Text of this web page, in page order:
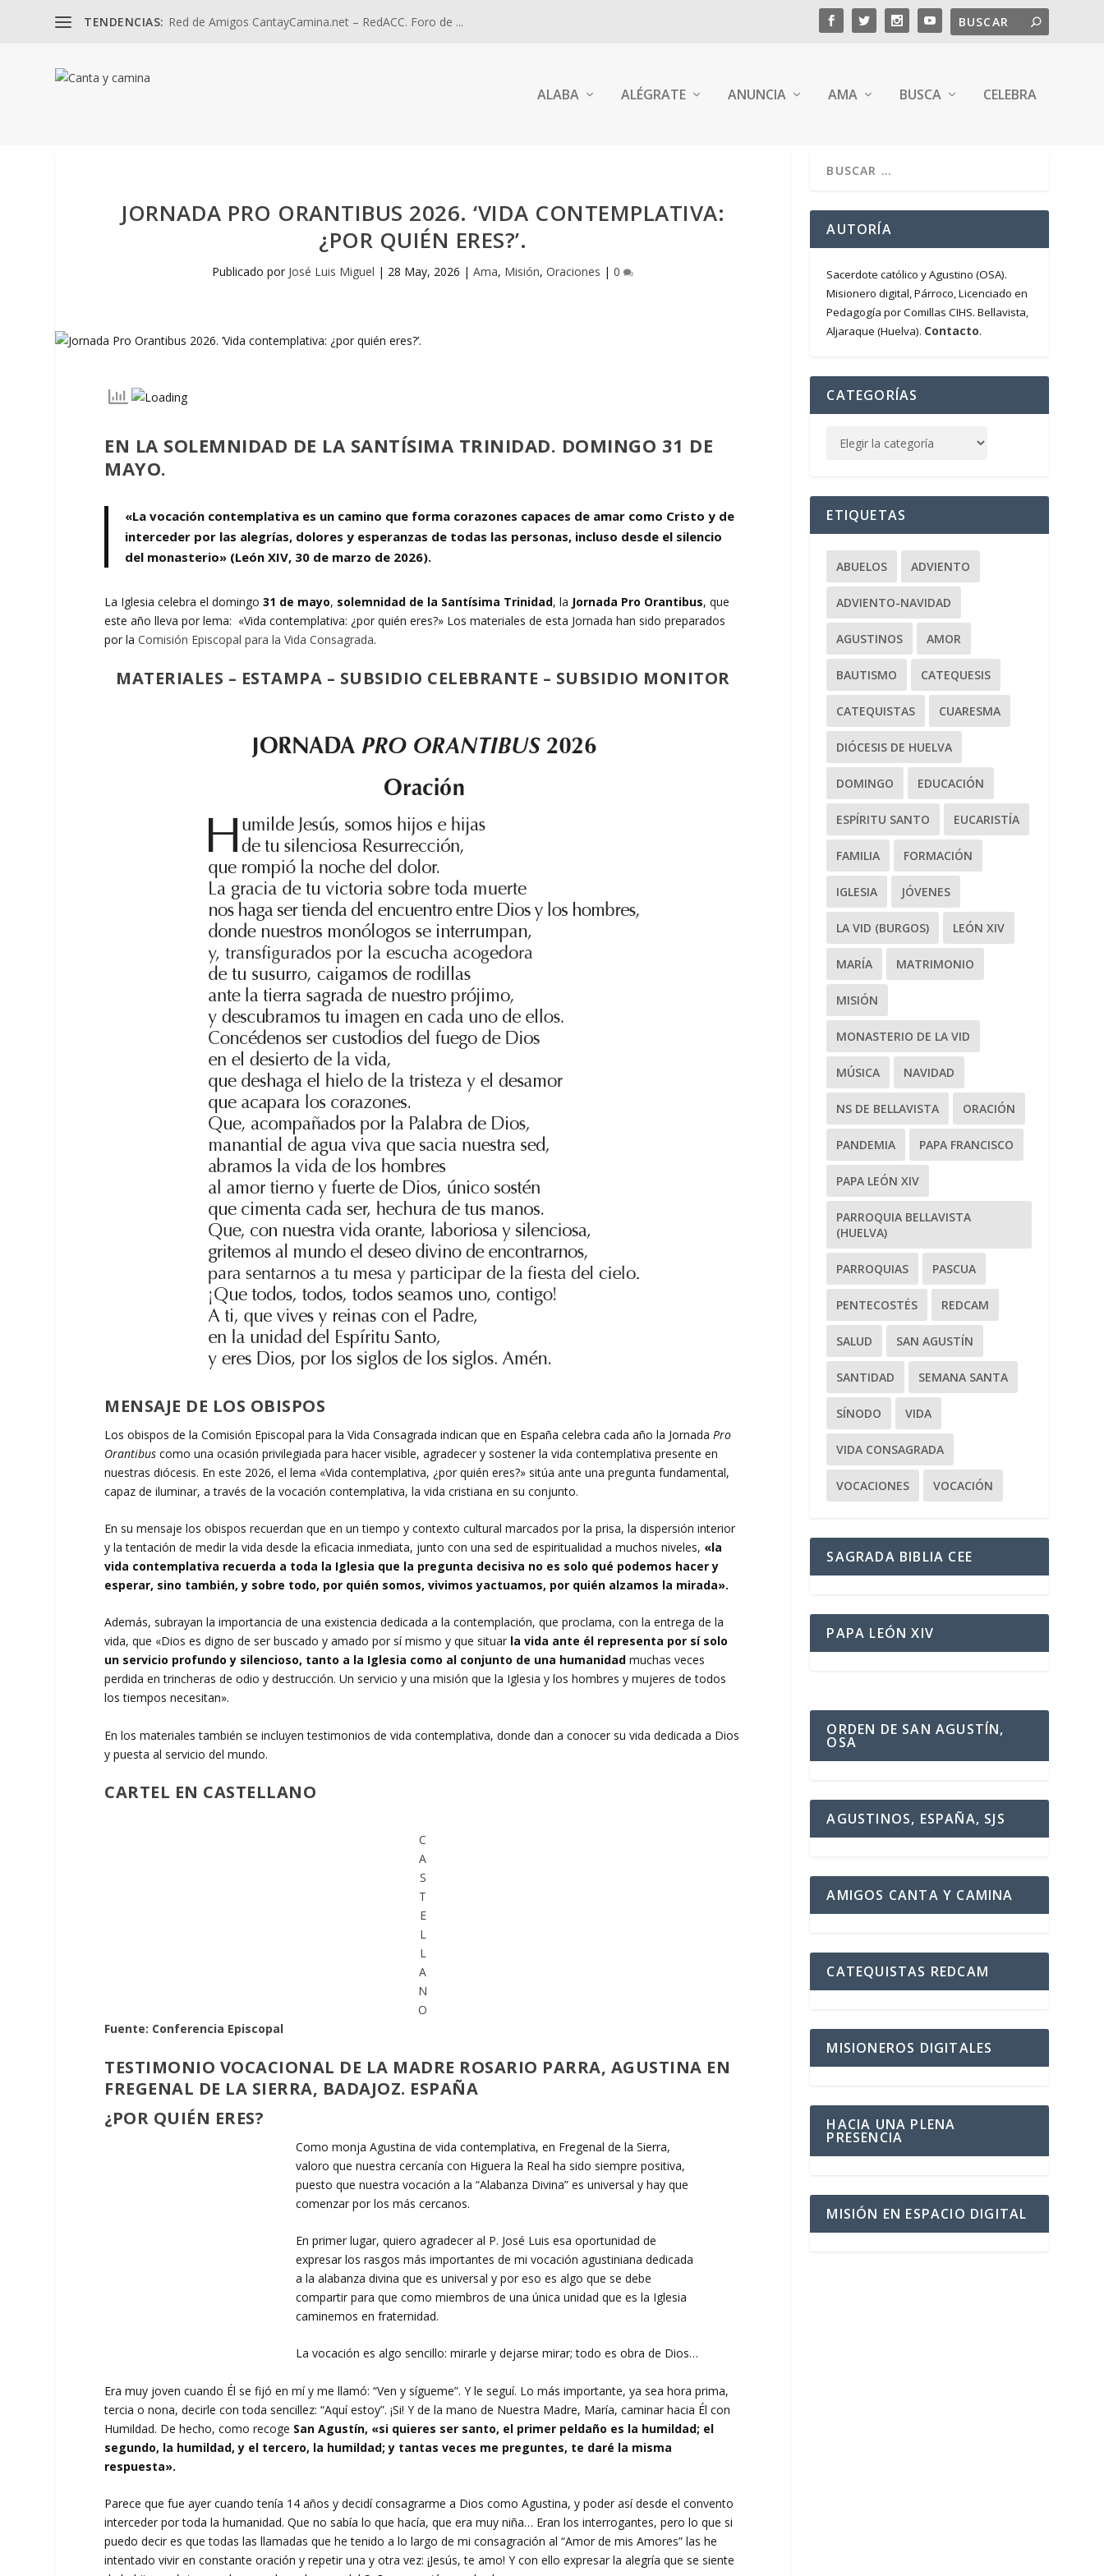
TENDENCIAS: Red de Amigos CantayCamina.net – RedACC. Foro de ...
ALABA ALÉGRATE ANUNCIA AMA BUSCA CELEBRA
JORNADA PRO ORANTIBUS 2026. ‘VIDA CONTEMPLATIVA:
¿POR QUIÉN ERES?’.
Publicado por José Luis Miguel | 28 May, 2026 |Ama, Misión,Oraciones |0
EN LA SOLEMNIDAD DE LA SANTÍSIMA TRINIDAD. DOMINGO 31 DE
MAYO.
«La vocación contemplativa es un camino que forma corazones capaces de amar como Cristo y de
interceder por las alegrías, dolores y esperanzas de todas las personas, incluso desde el silencio
del monasterio» (León XIV, 30 de marzo de 2026).
La Iglesia celebra el domingo31 de mayo, solemnidad de la Santísima Trinidad, la Jornada Pro Orantibus, que
este año lleva por lema: «Vida contemplativa: ¿por quién eres?» Los materiales de esta Jornada han sido preparados
por laComisión Episcopal para la Vida Consagrada.
MATERIALES – ESTAMPA – SUBSIDIO CELEBRANTE – SUBSIDIO MONITOR
MENSAJE DE LOS OBISPOS
Los obispos de la Comisión Episcopal para la Vida Consagrada indican que en España celebra cada año la Jornada Pro
Orantibus como una ocasión privilegiada para hacer visible, agradecer y sostener la vida contemplativa presente en
nuestras diócesis. En este 2026, el lema «Vida contemplativa, ¿por quién eres?» sitúa ante una pregunta fundamental,
capaz de iluminar, a través de la vocación contemplativa, la vida cristiana en su conjunto.
En su mensaje los obispos recuerdan que en un tiempo y contexto cultural marcados por la prisa, la dispersión interior
y la tentación de medir la vida desde la eficacia inmediata, junto con una sed de espiritualidad a muchos niveles, «la
vida contemplativa recuerda a toda la Iglesia que la pregunta decisiva no es solo qué podemos hacer y
esperar, sino también, y sobre todo, por quién somos, vivimos yactuamos, por quién alzamos la mirada».
Además, subrayan la importancia de una existencia dedicada a la contemplación, que proclama, con la entrega de la
vida, que «Dios es digno de ser buscado y amado por sí mismo y que situar la vida ante él representa por sí solo
un servicio profundo y silencioso, tanto a la Iglesia como al conjunto de una humanidad muchas veces
perdida en trincheras de odio y destrucción. Un servicio y una misión que la Iglesia y los hombres y mujeres de todos
los tiempos necesitan».
En los materiales también se incluyen testimonios de vida contemplativa, donde dan a conocer su vida dedicada a Dios
y puesta al servicio del mundo.
CARTEL EN CASTELLANO
C
A
S
T
E
L
L
A
N
O
Fuente: Conferencia Episcopal
TESTIMONIO VOCACIONAL DE LA MADRE ROSARIO PARRA, AGUSTINA EN
FREGENAL DE LA SIERRA, BADAJOZ. ESPAÑA
¿POR QUIÉN ERES?
Como monja Agustina de vida contemplativa, en Fregenal de la Sierra,
valoro que nuestra cercanía con Higuera la Real ha sido siempre positiva,
puesto que nuestra vocación a la “Alabanza Divina” es universal y hay que
comenzar por los más cercanos.
En primer lugar, quiero agradecer al P. José Luis esa oportunidad de
expresar los rasgos más importantes de mi vocación agustiniana dedicada
a la alabanza divina que es universal y por eso es algo que se debe
compartir para que como miembros de una única unidad que es la Iglesia
caminemos en fraternidad.
La vocación es algo sencillo: mirarle y dejarse mirar; todo es obra de Dios…
Era muy joven cuando Él se fijó en mí y me llamó: “Ven y sígueme”. Y le seguí. Lo más importante, ya sea hora prima,
tercia o nona, decirle con toda sencillez: “Aquí estoy”. ¡Si! Y de la mano de Nuestra Madre, María, caminar hacia Él con
Humildad. De hecho, como recoge San Agustín, «si quieres ser santo, el primer peldaño es la humildad; el
segundo, la humildad, y el tercero, la humildad; y tantas veces me preguntes, te daré la misma
respuesta».
Parece que fue ayer cuando tenía 14 años y decidí consagrarme a Dios como Agustina, y poder así desde el convento
interceder por toda la humanidad. Que no sabía lo que hacía, que era muy niña… Eran los interrogantes, pero lo que si
puedo decir es que todas las llamadas que he tenido a lo largo de mi consagración al “Amor de mis Amores” las he
intentado vivir en constante oración y repetir una y otra vez: ¡Jesús, te amo! Y con ello expresar la alegría que se siente
AUTORÍA
Sacerdote católico y Agustino (OSA).
Misionero digital, Párroco, Licenciado en
Pedagogía por Comillas CIHS. Bellavista,
Aljaraque (Huelva). Contacto.
CATEGORÍAS
ETIQUETAS
ABUELOS ADVIENTO
ADVIENTO-NAVIDAD
AGUSTINOS AMOR
BAUTISMO CATEQUESIS
CATEQUISTAS CUARESMA
DIÓCESIS DE HUELVA
DOMINGO EDUCACIÓN
ESPÍRITU SANTO EUCARISTÍA
FAMILIA FORMACIÓN
IGLESIA JÓVENES
LA VID (BURGOS) LEÓN XIV
MARÍA MATRIMONIO
MISIÓN
MONASTERIO DE LA VID
MÚSICA NAVIDAD
NS DE BELLAVISTA ORACIÓN
PANDEMIA PAPA FRANCISCO
PAPA LEÓN XIV
PARROQUIA BELLAVISTA
(HUELVA)
PARROQUIAS PASCUA
PENTECOSTÉS REDCAM
SALUD SAN AGUSTÍN
SANTIDAD SEMANA SANTA
SÍNODO VIDA
VIDA CONSAGRADA
VOCACIONES VOCACIÓN
SAGRADA BIBLIA CEE
PAPA LEÓN XIV
ORDEN DE SAN AGUSTÍN,
OSA
AGUSTINOS, ESPAÑA, SJS
AMIGOS CANTA Y CAMINA
CATEQUISTAS REDCAM
MISIONEROS DIGITALES
HACIA UNA PLENA
PRESENCIA
MISIÓN EN ESPACIO DIGITAL